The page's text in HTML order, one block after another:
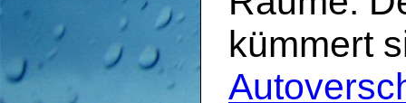
kümmert